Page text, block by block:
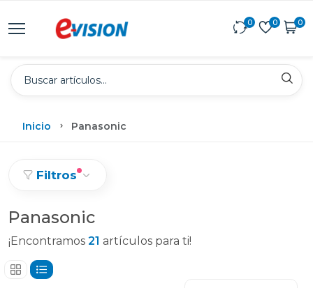
0 0 0
Inicio Panasonic
Filtros
Panasonic
¡Encontramos 21 artículos para ti!